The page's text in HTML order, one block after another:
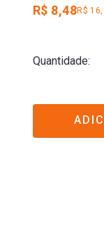
R$ 8,48R$
Quantidade